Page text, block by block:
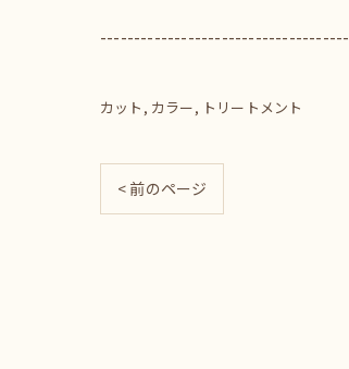
カット カラー トリートメント
< 前のページ